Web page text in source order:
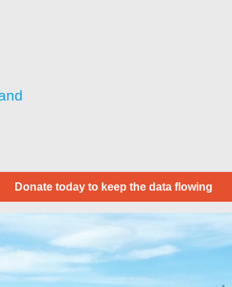
Donate today to keep the data flowing